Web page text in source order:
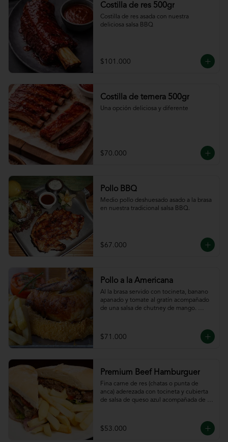
Costilla de res 500gr
Costilla de res asada con nuestra
deliciosa salsa BBQ
$101.000
Costilla de ternera 500gr
Una opción deliciosa y diferente
$70.000
Pollo BBQ
Medio pollo deshuesado asado a la brasa
en nuestra tradicional salsa BBQ.
$67.000
Pollo a la Americana
Al la brasa servido con tocineta, banano
apanado y tomate al gratín acompañado
de una salsa de chutney de mango.
$71.000
Premium Beef Hamburguer
Fina carne de res (chatas o punta de
anca) aderezada con tocineta y cubierta
de salsa de queso azul acompañada de
$53.000